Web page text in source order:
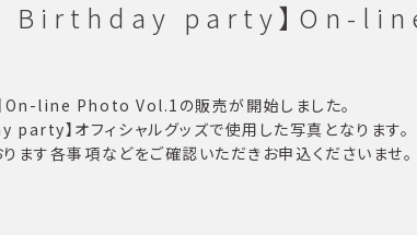
Birthday party】On-
line Photo Vol.1の販売が開始しました。
】オフィシャルグッズで使用した写真となります。
ます各事項などをご確認いただきお申込くださいませ。